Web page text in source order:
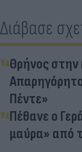
Διάβασε
Θρήνος στην
Πέντε»
Πέθανε ο
μαύρα» από